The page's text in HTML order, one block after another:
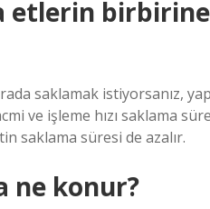
birbirine
saklamak istiyorsanız,
ve işleme hızı saklama
saklama süresi de azalır.
ne konur?